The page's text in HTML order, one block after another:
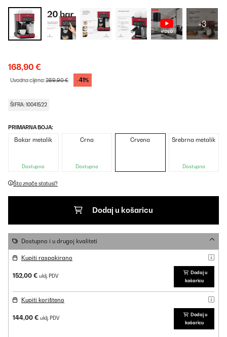
+3
168,90 €
Uvodna cijena:289,90 € -41%
ŠIFRA: 10041522
PRIMARNA BOJA:
Bakar metalik
Dostupno
Crna
Dostupno
Crvena Srebrna metalik
Dostupno
Što znače statusi?
Dodaj u košaricu
Dostupno i u drugoj kvaliteti
Kupiti raspakirano
152,00 € uklj. PDV
Dodaj u
košaricu
Kupiti korišteno
144,00 € uklj. PDV
Dodaj u
košaricu